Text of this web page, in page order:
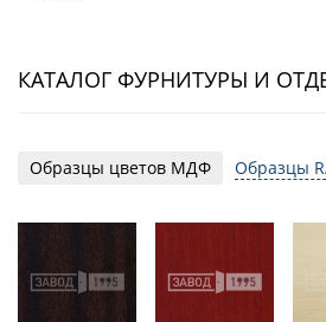
КАТАЛОГ ФУРНИТУРЫ И
Образцы цветов МДФ Образцы